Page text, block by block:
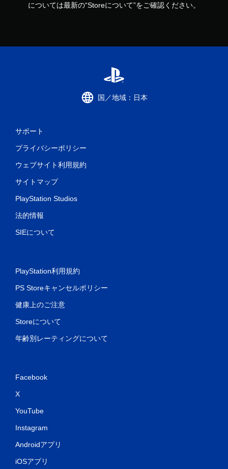
については最新の“Storeについて”をご確認ください。
国／地域：日本
サポート
プライバシーポリシー
ウェブサイト利用規約
サイトマップ
PlayStation Studios
法的情報
SIEについて
PlayStation利用規約
PS Storeキャンセルポリシー
健康上のご注意
Storeについて
年齢別レーティングについて
Facebook
X
YouTube
Instagram
Androidアプリ
iOSアプリ